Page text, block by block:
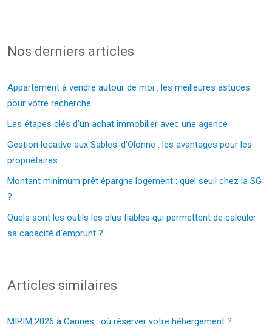
Nos derniers articles
Appartement à vendre autour de moi : les meilleures astuces
pour votre recherche
Les étapes clés d’un achat immobilier avec une agence
Gestion locative aux Sables-d’Olonne : les avantages pour les
propriétaires
Montant minimum prêt épargne logement : quel seuil chez la SG
?
Quels sont les outils les plus fiables qui permettent de calculer
sa capacité d’emprunt ?
Articles similaires
MIPIM 2026 à Cannes : où réserver votre hébergement ?